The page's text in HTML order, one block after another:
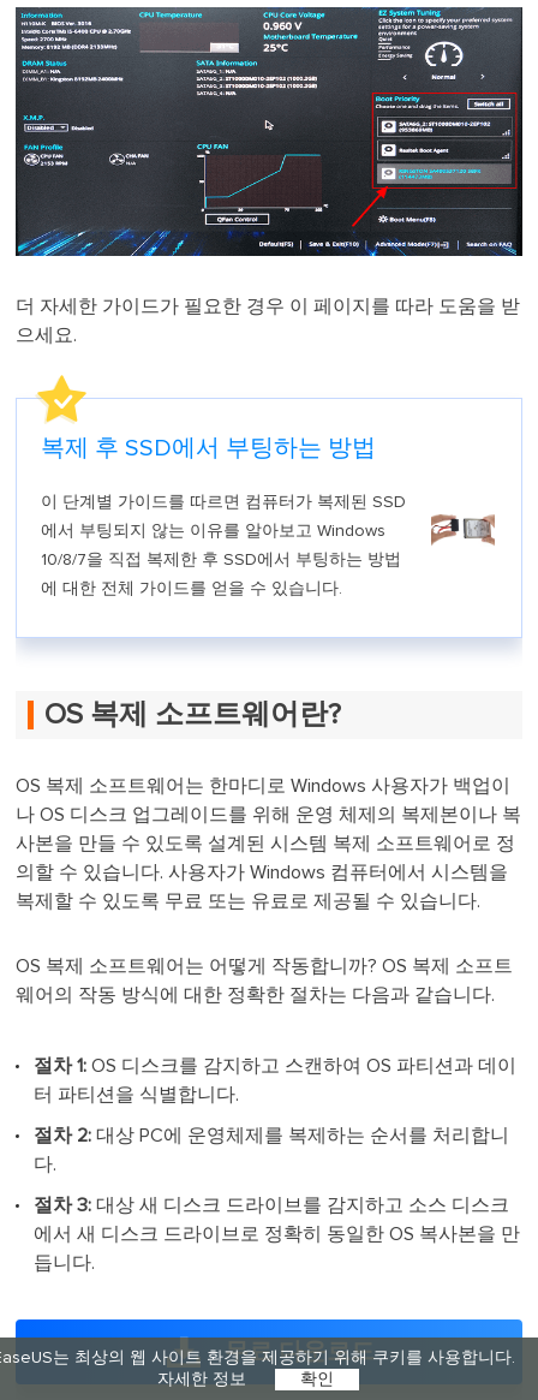
는 최상의 웹 사이트 환경을 제공하기 위해 쿠키를 사용합니다.
자세한 정보
확인
더 자세한 가이드가 필요한 경우 이 페이지를 따라 도움을 받
으세요.
복제 후 SSD에서 부팅하는 방법
이 단계별 가이드를 따르면 컴퓨터가 복제된 SSD
에서 부팅되지 않는 이유를 알아보고 Windows
10/8/7을 직접 복제한 후 SSD에서 부팅하는 방법
에 대한 전체 가이드를 얻을 수 있습니다.
OS 복제 소프트웨어란?
OS 복제 소프트웨어는 한마디로 Windows 사용자가 백업이
나 OS 디스크 업그레이드를 위해 운영 체제의 복제본이나 복
사본을 만들 수 있도록 설계된 시스템 복제 소프트웨어로 정
의할 수 있습니다. 사용자가 Windows 컴퓨터에서 시스템을
복제할 수 있도록 무료 또는 유료로 제공될 수 있습니다.
OS 복제 소프트웨어는 어떻게 작동합니까? OS 복제 소프트
웨어의 작동 방식에 대한 정확한 절차는 다음과 같습니다.
절차 1: OS 디스크를 감지하고 스캔하여 OS 파티션과 데이
터 파티션을 식별합니다.
절차 2: 대상 PC에 운영체제를 복제하는 순서를 처리합니
다.
절차 3: 대상 새 디스크 드라이브를 감지하고 소스 디스크
에서 새 디스크 드라이브로 정확히 동일한 OS 복사본을 만
듭니다.
무료 다운로드